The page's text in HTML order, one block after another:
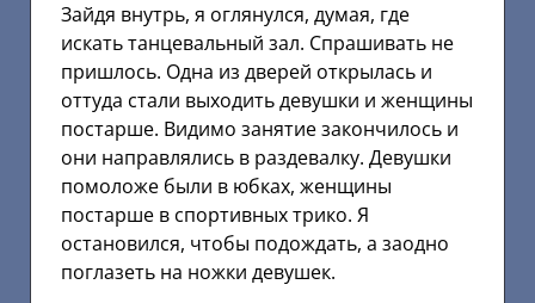
Зайдя внутрь, я оглянулся, думая, где
искать танцевальный зал. Спрашивать не
пришлось. Одна из дверей открылась и
оттуда стали выходить девушки и женщины
постарше. Видимо занятие закончилось и
они направлялись в раздевалку. Девушки
помоложе были в юбках, женщины
постарше в спортивных трико. Я
остановился, чтобы подождать, а заодно
поглазеть на ножки девушек.